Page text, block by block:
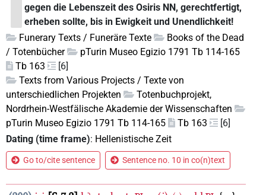
gegen die Lebenszeit des Osiris NN, gerechtfertigt,
erheben sollte, bis in Ewigkeit und Unendlichkeit!
Funerary Texts / Funeräre Texte
Books of the Dead
/ Totenbücher
pTurin Museo Egizio 1791 Tb 114-165
Tb 163
[6]
Texts from Various Projects / Texte von
unterschiedlichen Projekten
Totenbuchprojekt,
Nordrhein-Westfälische Akademie der Wissenschaften
pTurin Museo Egizio 1791 Tb 114-165
Tb 163
[6]
Dating (time frame): Hellenistische Zeit
Go to/cite sentence Sentence no. 10 in co(n)text